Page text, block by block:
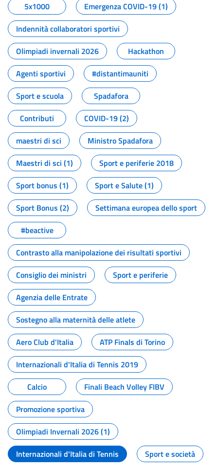
5x1000
Emergenza COVID-19 (1)
Indennità collaboratori sportivi
Olimpiadi invernali 2026
Hackathon
Agenti sportivi
#distantimauniti
Sport e scuola
Spadafora
Contributi
COVID-19 (2)
maestri di sci
Ministro Spadafora
Maestri di sci (1)
Sport e periferie 2018
Sport bonus (1)
Sport e Salute (1)
Sport Bonus (2)
Settimana europea dello sport
#beactive
Contrasto alla manipolazione dei risultati sportivi
Consiglio dei ministri
Sport e periferie
Agenzia delle Entrate
Sostegno alla maternità delle atlete
Aero Club d'Italia
ATP Finals di Torino
Internazionali d'Italia di Tennis 2019
Calcio
Finali Beach Volley FIBV
Promozione sportiva
Olimpiadi Invernali 2026 (1)
Internazionali d'Italia di Tennis
Sport e società